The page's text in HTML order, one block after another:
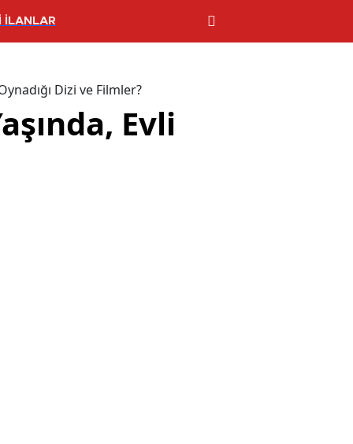
İLANLAR
Dizi ve Filmler?
Evli